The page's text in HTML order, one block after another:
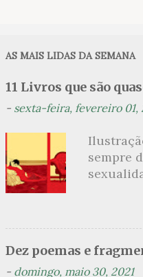
e
t
á
r
o
s
AS MAIS LIDAS DA SEMANA
11 Livros que são
- sexta-feira, fevereiro 01,
sempre
sido
Dez poemas e
- domingo, maio 30, 2021